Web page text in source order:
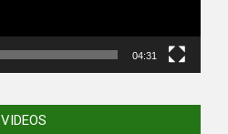
04:31
VIDEOS